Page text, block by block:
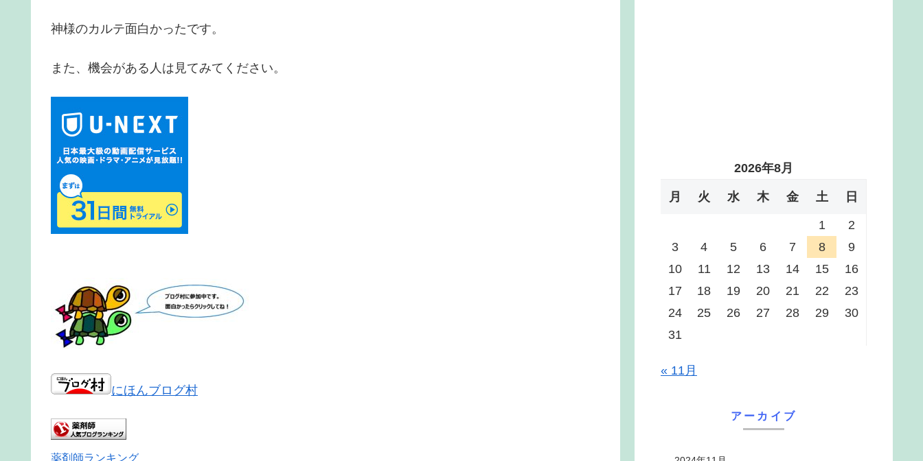
神様のカルテ面白かったです。
また、機会がある人は見てみてください。
にほんブログ村
薬剤師ランキング
2026年8月
月 火 水 木 金 土 日
1
2
3
4 5 6 7 8
9
10
11 12 13 14 15
16
17
18 19 20 21 22
23
24
25 26 27 28 29
30
31
« 11月
アーカイブ